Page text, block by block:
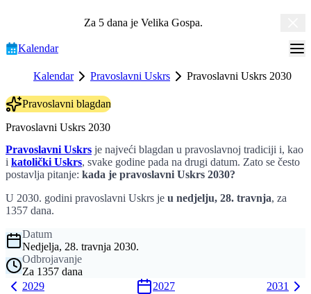
Za 5 dana je Velika Gospa.
Kalendar
Kalendar Pravoslavni Uskrs Pravoslavni Uskrs 2030
Pravoslavni blagdan
Pravoslavni Uskrs 2030
Pravoslavni Uskrs je najveći blagdan u pravoslavnoj tradiciji i, kao
i katolički Uskrs, svake godine pada na drugi datum. Zato se često
postavlja pitanje: kada je pravoslavni Uskrs 2030?
U 2030. godini pravoslavni Uskrs je u nedjelju, 28. travnja, za
1357 dana.
Datum
Nedjelja, 28. travnja 2030.
Odbrojavanje
Za 1357 dana
2029
2027 2031